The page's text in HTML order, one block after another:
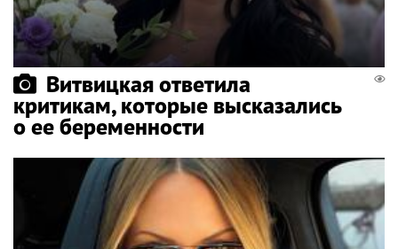
Витвицкая ответила
критикам, которые высказались
о ее беременности